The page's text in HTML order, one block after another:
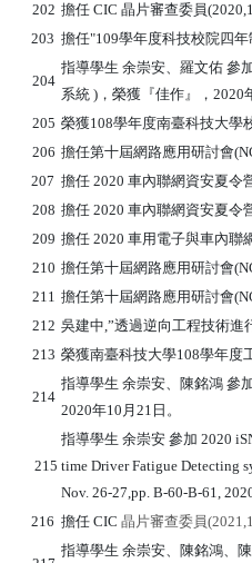
202 擔任 CIC 晶片審查委員
203 擔任"109學年度科技校院四
204
指導學生 余崇安、羅文佑 參
系統 )，榮獲『佳作』，2020
205 榮獲108學年度南臺科技大學
206 擔任第十屆網路應用研討會
207 擔任 2020 車內聯網資安夏令
208 擔任 2020 車內聯網資安夏令
209 擔任 2020 車用電子與車內聯
210 擔任第十屆網路應用研討會
211 擔任第十屆網路應用研討會
212 吳建中,”透過逆向工程技術進
213 榮獲南臺科技大學108學年度
214
指導學生 余崇安、陳銘鴻 參
2020年10月21日。
215
指導學生 余崇安 參加 2020
time Driver Fatigue Detecting
Nov. 26-27,pp. B-60-B-61,
216 擔任 CIC 晶片審查委員
指導學生 余崇安、陳銘鴻、